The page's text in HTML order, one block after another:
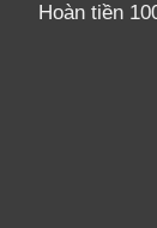
Hoàn tiền